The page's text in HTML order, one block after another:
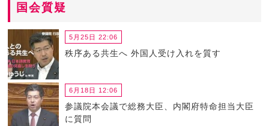
国会質疑
5月25日 22:06
秩序ある共生へ 外国人受け入れを質す
6月18日 12:06
参議院本会議で総務大臣、内閣府特命担当大臣
に質問